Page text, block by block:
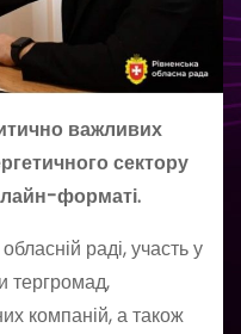
важливих
сектору
форматі.
раді, участь у
тергромад,
компаній, а також